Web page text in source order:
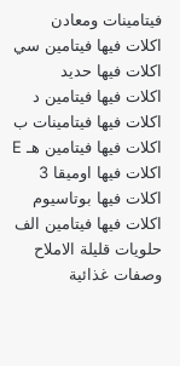
فيتامينات ومعادن
اكلات فيها فيتامين سي
اكلات فيها حديد
اكلات فيها فيتامين د
اكلات فيها فيتامينات ب
اكلات فيها فيتامين هـ E
اكلات فيها اوميقا 3
اكلات فيها بوتاسيوم
اكلات فيها فيتامين الف
حلويات قليلة الاملاح
وصفات غذائية